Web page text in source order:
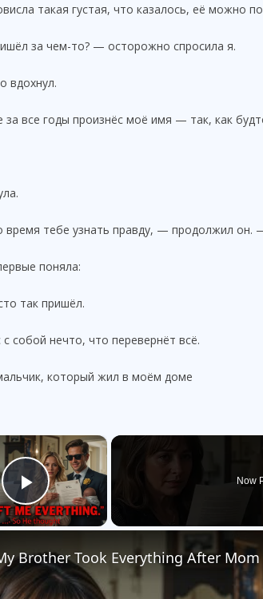
такая густая, что казалось, её можно
за чем-то? — осторожно спросила я.
вдохнул.
за все годы произнёс моё имя — так, как
тебе узнать правду, — продолжил он.
поняла:
так пришёл.
собой нечто, что перевернёт всё.
который жил в моём доме
×
Play Video
Now
Brother Took Everything After